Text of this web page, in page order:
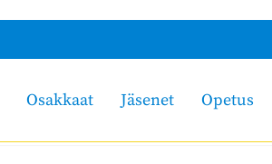
Osakkaat Jäsenet Opetus